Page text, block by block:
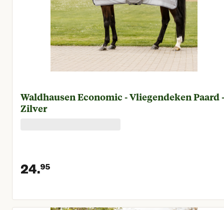
Waldhausen Economic - Vliegendeken Paard -
Zilver
24.95
Huidige prijs € 24,95